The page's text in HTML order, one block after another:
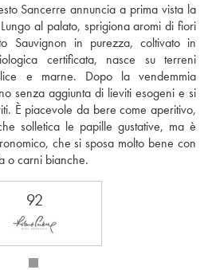
Sancerre annuncia a prima vista la
al palato, sprigiona aromi di fiori
Sauvignon in purezza, coltivato in
certificata, nasce su terreni
e marne. Dopo la vendemmia
senza aggiunta di lieviti esogeni e si
È piacevole da bere come aperitivo,
solletica le papille gustative, ma è
che si sposa molto bene con
o carni bianche.
92